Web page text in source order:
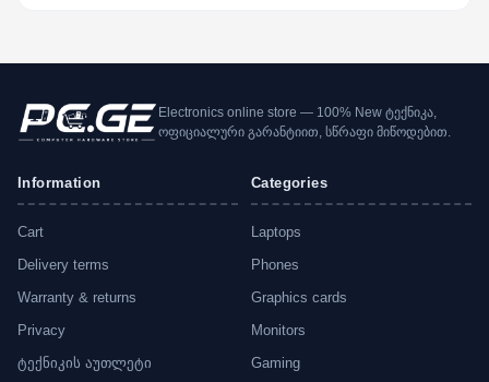
Electronics online store — 100% New ტექნიკა,
ოფიციალური გარანტიით, სწრაფი მიწოდებით.
Information
Cart
Delivery terms
Warranty & returns
Privacy
ტექნიკის აუთლეტი
Categories
Laptops
Phones
Graphics cards
Monitors
Gaming